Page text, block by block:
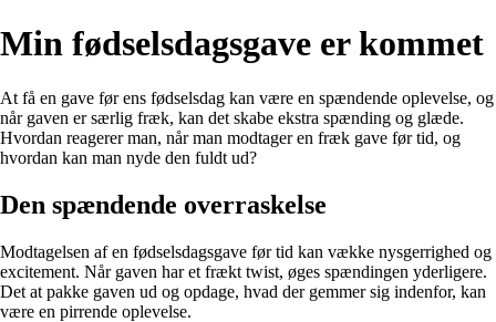
Min fødselsdagsgave er kommet
At få en gave før ens fødselsdag kan være en spændende oplevelse, og
når gaven er særlig fræk, kan det skabe ekstra spænding og glæde.
Hvordan reagerer man, når man modtager en fræk gave før tid, og
hvordan kan man nyde den fuldt ud?
Den spændende overraskelse
Modtagelsen af en fødselsdagsgave før tid kan vække nysgerrighed og
excitement. Når gaven har et frækt twist, øges spændingen yderligere.
Det at pakke gaven ud og opdage, hvad der gemmer sig indenfor, kan
være en pirrende oplevelse.